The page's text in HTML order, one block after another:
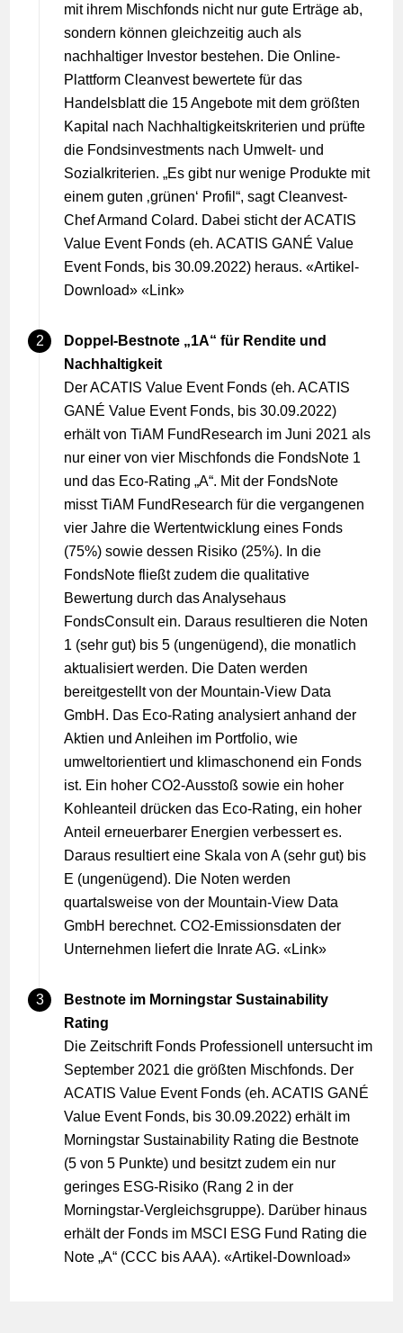
mit ihrem Mischfonds nicht nur gute Erträge ab,
sondern können gleichzeitig auch als
nachhaltiger Investor bestehen. Die Online-
Plattform Cleanvest bewertete für das
Handelsblatt die 15 Angebote mit dem größten
Kapital nach Nachhaltigkeitskriterien und prüfte
die Fondsinvestments nach Umwelt- und
Sozialkriterien. „Es gibt nur wenige Produkte mit
einem guten ‚grünen‘ Profil“, sagt Cleanvest-
Chef Armand Colard. Dabei sticht der ACATIS
Value Event Fonds (eh. ACATIS GANÉ Value
Event Fonds, bis 30.09.2022) heraus. «Artikel-
Download» «Link»
Doppel-Bestnote „1A“ für Rendite und
Nachhaltigkeit
Der ACATIS Value Event Fonds (eh. ACATIS
GANÉ Value Event Fonds, bis 30.09.2022)
erhält von TiAM FundResearch im Juni 2021 als
nur einer von vier Mischfonds die FondsNote 1
und das Eco-Rating „A“. Mit der FondsNote
misst TiAM FundResearch für die vergangenen
vier Jahre die Wertentwicklung eines Fonds
(75%) sowie dessen Risiko (25%). In die
FondsNote fließt zudem die qualitative
Bewertung durch das Analysehaus
FondsConsult ein. Daraus resultieren die Noten
1 (sehr gut) bis 5 (ungenügend), die monatlich
aktualisiert werden. Die Daten werden
bereitgestellt von der Mountain-View Data
GmbH. Das Eco-Rating analysiert anhand der
Aktien und Anleihen im Portfolio, wie
umweltorientiert und klimaschonend ein Fonds
ist. Ein hoher CO2-Ausstoß sowie ein hoher
Kohleanteil drücken das Eco-Rating, ein hoher
Anteil erneuerbarer Energien verbessert es.
Daraus resultiert eine Skala von A (sehr gut) bis
E (ungenügend). Die Noten werden
quartalsweise von der Mountain-View Data
GmbH berechnet. CO2-Emissionsdaten der
Unternehmen liefert die Inrate AG. «Link»
Bestnote im Morningstar Sustainability
Rating
Die Zeitschrift Fonds Professionell untersucht im
September 2021 die größten Mischfonds. Der
ACATIS Value Event Fonds (eh. ACATIS GANÉ
Value Event Fonds, bis 30.09.2022) erhält im
Morningstar Sustainability Rating die Bestnote
(5 von 5 Punkte) und besitzt zudem ein nur
geringes ESG-Risiko (Rang 2 in der
Morningstar-Vergleichsgruppe). Darüber hinaus
erhält der Fonds im MSCI ESG Fund Rating die
Note „A“ (CCC bis AAA). «Artikel-Download»